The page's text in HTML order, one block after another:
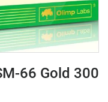
66 Gold 300